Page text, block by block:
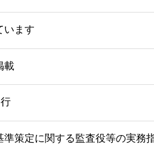
います
載
策定に関する監査役等の実務